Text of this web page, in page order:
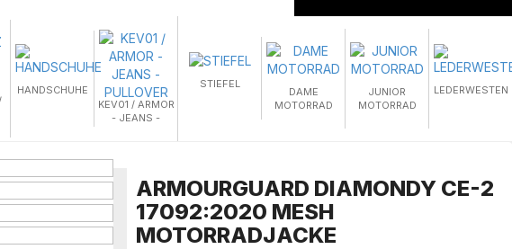
HANDSCHUHE
KEV01 / ARMOR
- JEANS -
STIEFEL
DAME
MOTORRAD
JUNIOR
MOTORRAD
LEDERWESTEN
ARMOURGUARD DIAMONDY CE-2
17092:2020 MESH
MOTORRADJACKE